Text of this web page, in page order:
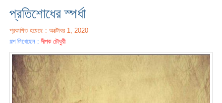
প্রতিশোধের স্পর্ধা
প্রকাশিত হয়েছে : অক্টোবর 1, 2020
গল্প লিখেছেন :দীপক চৌধুরী